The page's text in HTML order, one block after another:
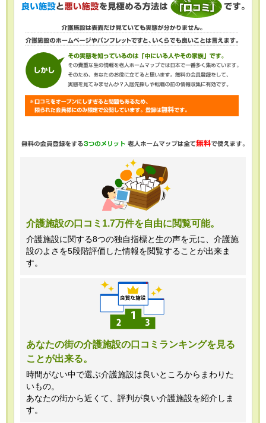
・当個人情報の利用目的の通知、開示、
内容の訂正・追加または削除、利用の停
止・消去および第三者への提供の停止
（「開示等」といいます。）を受け付け
ております。開示等の求めは、以下の
「個人情報苦情及び相談窓口」で受け付
けます。
最適なご回答ができない場合がありま
・当ホームページではご利用状況の統計
調査のためクッキー等を用いております
が、これによる個人情報の取得、利用は
行っておりません。
株式会社クリエイターズネクスト個人情
報保護管理者 窪田望
TEL:0120-21-7070
（受付時間 10時～19時 土日祝日除
く・営業のお電話はお断りいたします）
介護施設の口コミ1.7万件を自由に閲覧可能。
介護施設に関する8つの独自指標と生の声を元に、介護施
設のよさを5段階評価した情報を閲覧することが出来ま
す。
あなたの街の介護施設の口コミランキングを見る
ことが出来る。
時間がない中で選ぶ介護施設は良いところからまわりた
いもの。
あなたの街から近くて、評判が良い介護施設を紹介しま
す。